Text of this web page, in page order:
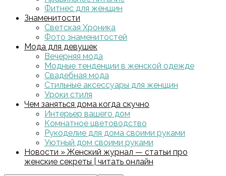
Фитнес для женщин
Знаменитости
Светская Хроника
Фото знаменитостей
Мода для девушек
Вечерняя мода
Модные тенденции в женской одежде
Свадебная мода
Стильные аксессуары для женщин
Уроки стиля
Чем заняться дома когда скучно
Интерьер вашего дом
Комнатное цветоводство
Рукоделие для дома своими руками
Уютный дом своими руками
Новости » Женский журнал — статьи про
женские секреты | читать онлайн